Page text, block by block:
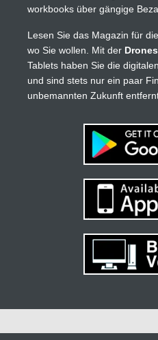
workbooks über gängige
Lesen Sie das Magazin für
wo Sie wollen. Mit der Drones
Tablets haben Sie die
und sind stets nur ein paar
unbemannten Zukunft